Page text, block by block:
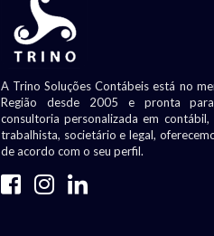
A Trino Soluções Contábeis está no
Região desde 2005 e pronta
consultoria personalizada em
trabalhista, societário e legal,
de acordo com o seu perfil.